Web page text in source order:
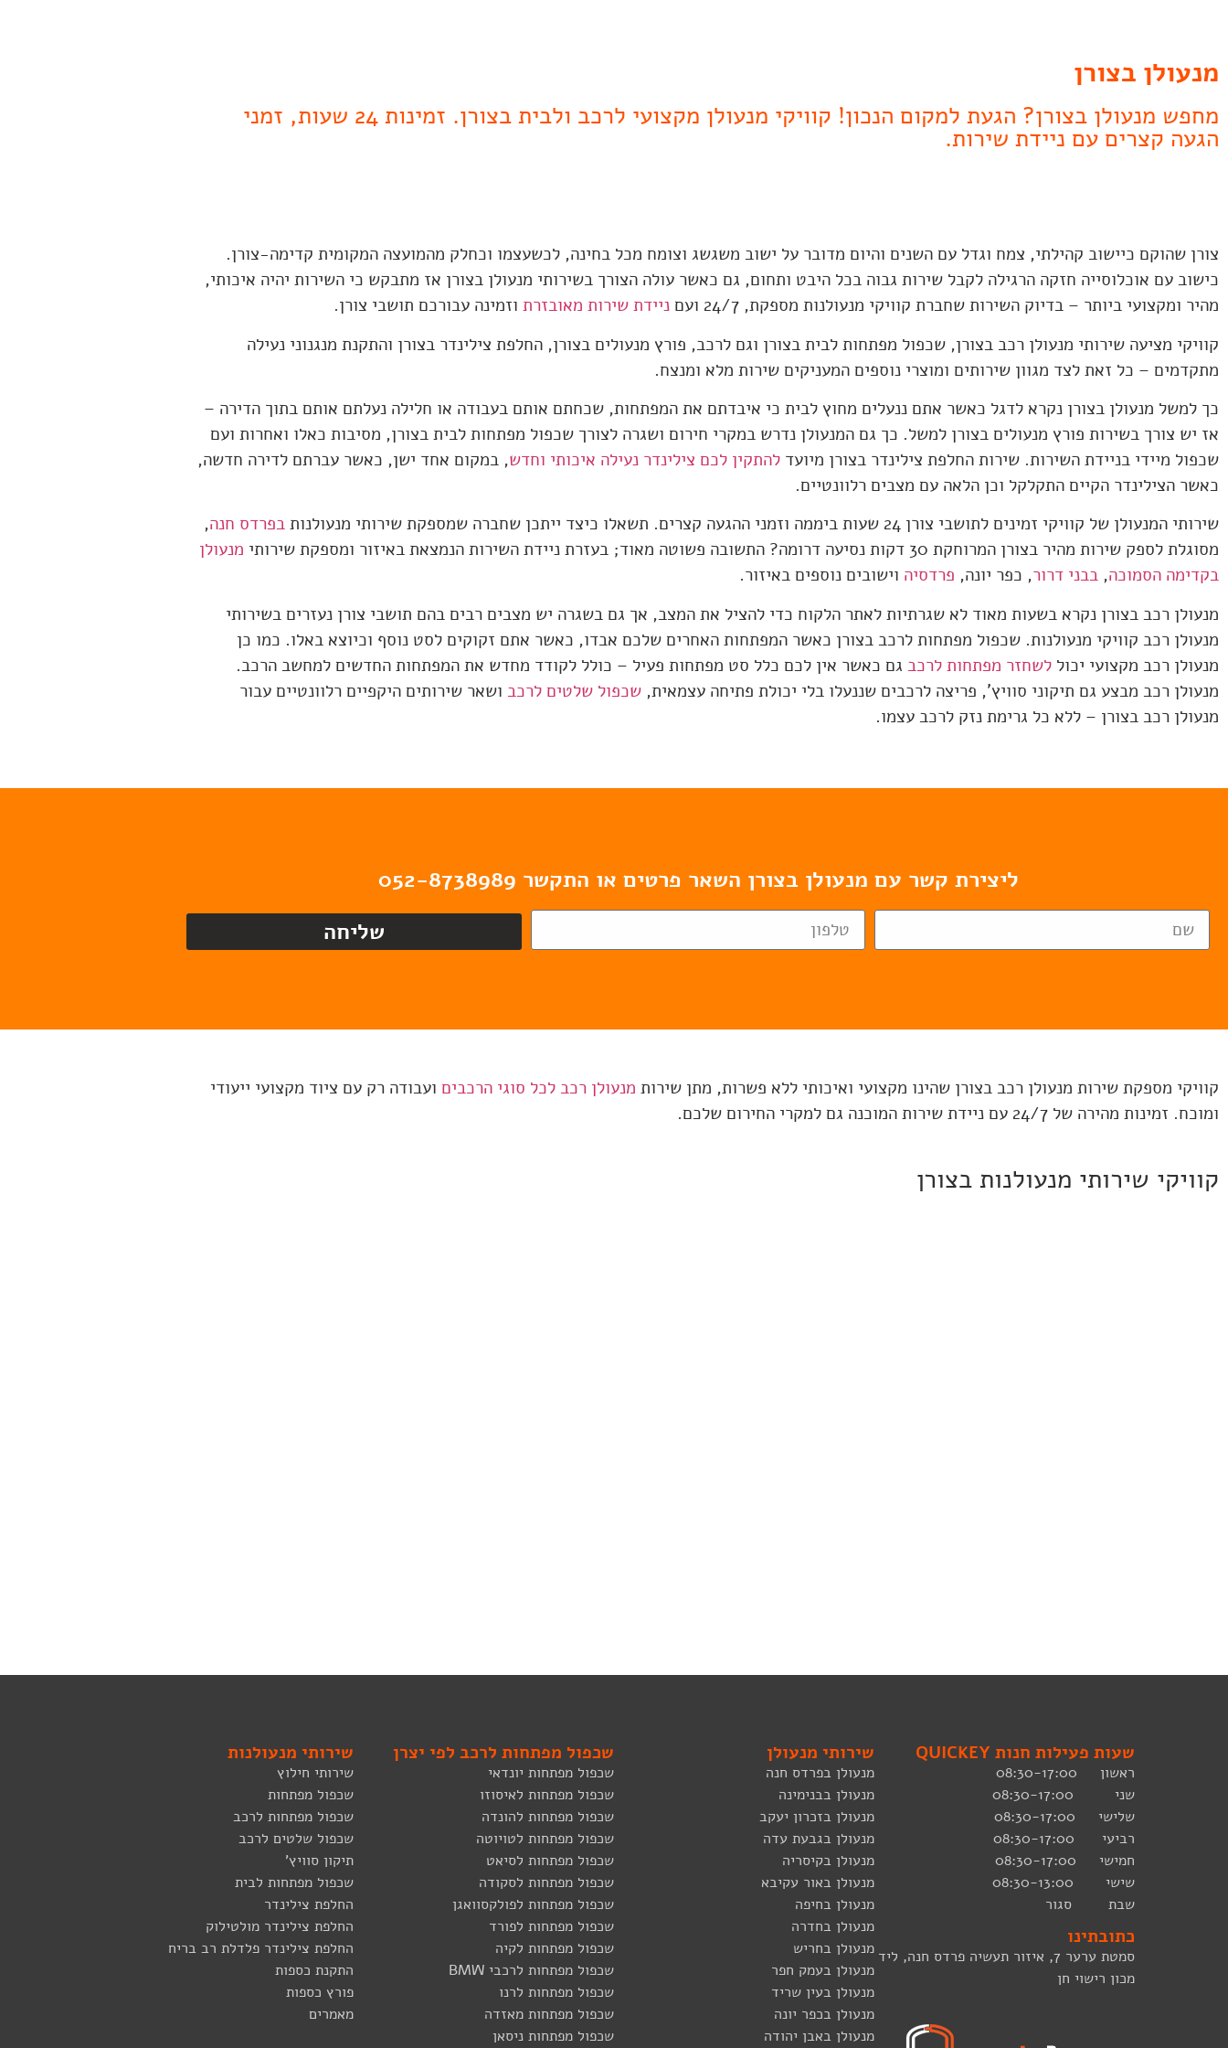
מנעולן בצורן
מחפש מנעולן בצורן? הגעת למקום הנכון! קוויקי מנעולן מקצועי לרכב ולבית בצורן. זמינות 24 שעות, זמני
הגעה קצרים עם ניידת שירות.
צורן שהוקם כיישוב קהילתי, צמח וגדל עם השנים והיום מדובר על ישוב משגשג וצומח מכל בחינה, לכשעצמו וכחלק מהמועצה המקומית קדימה-צורן.
כישוב עם אוכלוסייה חזקה הרגילה לקבל שירות גבוה בכל היבט ותחום, גם כאשר עולה הצורך בשירותי מנעולן בצורן אז מתבקש כי השירות יהיה איכותי,
מהיר ומקצועי ביותר – בדיוק השירות שחברת קוויקי מנעולנות מספקת, 24/7 ועם
ניידת שירות מאובזרת וזמינה עבורכם תושבי צורן.
קוויקי מציעה שירותי מנעולן רכב בצורן, שכפול מפתחות לבית בצורן וגם לרכב, פורץ מנעולים בצורן, החלפת צילינדר בצורן והתקנת מנגנוני נעילה
מתקדמים – כל זאת לצד מגוון שירותים ומוצרי נוספים המעניקים שירות מלא ומנצח.
כך למשל מנעולן בצורן נקרא לדגל כאשר אתם ננעלים מחוץ לבית כי איבדתם את המפתחות, שכחתם אותם בעבודה או חלילה נעלתם אותם בתוך הדירה –
אז יש צורך בשירות פורץ מנעולים בצורן למשל. כך גם המנעולן נדרש במקרי חירום ושגרה לצורך שכפול מפתחות לבית בצורן, מסיבות כאלו ואחרות ועם
שכפול מיידי בניידת השירות. שירות החלפת צילינדר בצורן מיועד להתקין לכם צילינדר נעילה איכותי וחדש, במקום אחד ישן, כאשר עברתם לדירה חדשה,
כאשר הצילינדר הקיים התקלקל וכן הלאה עם מצבים רלוונטיים.
שירותי המנעולן של קוויקי זמינים לתושבי צורן 24 שעות ביממה וזמני ההגעה קצרים. תשאלו כיצד ייתכן שחברה שמספקת שירותי מנעולנות
בפרדס חנה,
מסוגלת לספק שירות מהיר בצורן המרוחקת 30 דקות נסיעה דרומה? התשובה פשוטה מאוד; בעזרת ניידת השירות הנמצאת באיזור ומספקת שירותי
מנעולן
בקדימה הסמוכה, בבני דרור, כפר יונה, פרדסיה וישובים נוספים באיזור.
מנעולן רכב בצורן נקרא בשעות מאוד לא שגרתיות לאתר הלקוח כדי להציל את המצב, אך גם בשגרה יש מצבים רבים בהם תושבי צורן נעזרים בשירותי
מנעולן רכב קוויקי מנעולנות. שכפול מפתחות לרכב בצורן כאשר המפתחות האחרים שלכם אבדו, כאשר אתם זקוקים לסט נוסף וכיוצא באלו. כמו כן
מנעולן רכב מקצועי יכול לשחזר מפתחות לרכב גם כאשר אין לכם כלל סט מפתחות פעיל – כולל לקודד מחדש את המפתחות החדשים למחשב הרכב.
מנעולן רכב מבצע גם תיקוני סוויץ', פריצה לרכבים שננעלו בלי יכולת פתיחה עצמאית, שכפול שלטים לרכב ושאר שירותים היקפיים רלוונטיים עבור
מנעולן רכב בצורן – ללא כל גרימת נזק לרכב עצמו.
ליצירת קשר עם מנעולן בצורן השאר פרטים או התקשר 052-8738989
שליחה
קוויקי מספקת שירות מנעולן רכב בצורן שהינו מקצועי ואיכותי ללא פשרות, מתן שירות מנעולן רכב לכל סוגי הרכבים ועבודה רק עם ציוד מקצועי ייעודי
ומוכח. זמינות מהירה של 24/7 עם ניידת שירות המוכנה גם למקרי החירום שלכם.
קוויקי שירותי מנעולנות בצורן
שעות פעילות חנות QUICKEY
ראשון 08:30-17:00
שני 08:30-17:00
שלישי 08:30-17:00
רביעי 08:30-17:00
חמישי 08:30-17:00
שישי 08:30-13:00
שבת סגור
כתובתינו
סמטת ערער 7, איזור תעשיה פרדס חנה, ליד
מכון רישוי חן
שירותי מנעולן
מנעולן בפרדס חנה
מנעולן בבנימינה
מנעולן בזכרון יעקב
מנעולן בגבעת עדה
מנעולן בקיסריה
מנעולן באור עקיבא
מנעולן בחיפה
מנעולן בחדרה
מנעולן בחריש
מנעולן בעמק חפר
מנעולן בעין שריד
מנעולן בכפר יונה
מנעולן באבן יהודה
שכפול מפתחות לרכב לפי יצרן
שכפול מפתחות יונדאי
שכפול מפתחות לאיסוזו
שכפול מפתחות להונדה
שכפול מפתחות לטויוטה
שכפול מפתחות לסיאט
שכפול מפתחות לסקודה
שכפול מפתחות לפולקסוואגן
שכפול מפתחות לפורד
שכפול מפתחות לקיה
שכפול מפתחות לרכבי BMW
שכפול מפתחות לרנו
שכפול מפתחות מאזדה
שכפול מפתחות ניסאן
שירותי מנעולנות
שירותי חילוץ
שכפול מפתחות
שכפול מפתחות לרכב
שכפול שלטים לרכב
תיקון סוויץ'
שכפול מפתחות לבית
החלפת צילינדר
החלפת צילינדר מולטילוק
החלפת צילינדר פלדלת רב בריח
התקנת כספות
פורץ כספות
מאמרים